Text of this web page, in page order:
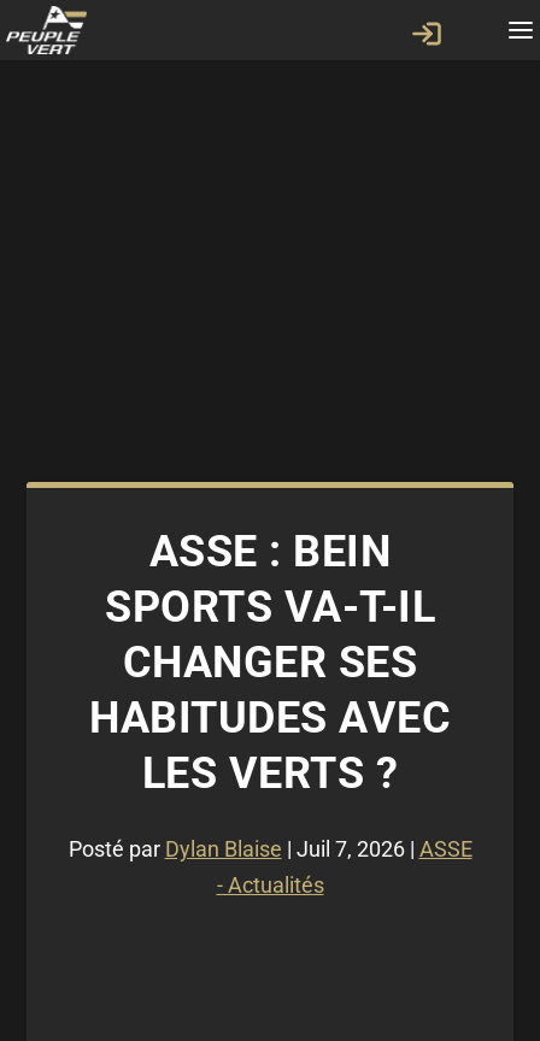
ASSE : BEIN
SPORTS VA-T-IL
CHANGER SES
HABITUDES AVEC
LES VERTS ?
Posté par Dylan Blaise | Juil 7, 2026| ASSE
- Actualités